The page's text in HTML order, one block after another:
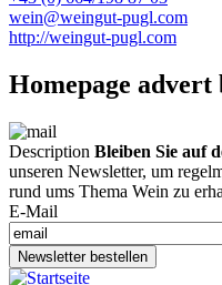
wein@weingut-pugl.com
http://weingut-pugl.com
Homepage advert
Description Bleiben Sie auf
unseren Newsletter, um
rund ums Thema Wein zu
E-Mail
Newsletter bestellen